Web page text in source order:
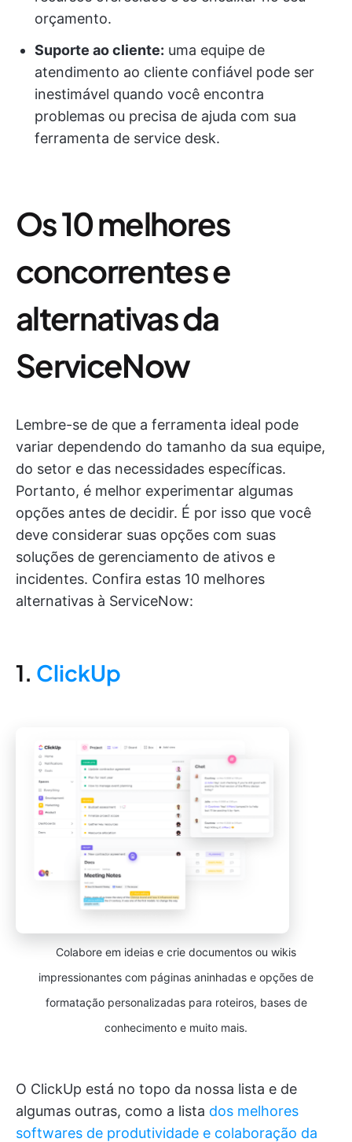
orçamento.
Suporte ao cliente: uma equipe de
atendimento ao cliente confiável pode ser
inestimável quando você encontra
problemas ou precisa de ajuda com sua
ferramenta de service desk.
Os 10 melhores
concorrentes e
alternativas da
ServiceNow
Lembre-se de que a ferramenta ideal pode
variar dependendo do tamanho da sua equipe,
do setor e das necessidades específicas.
Portanto, é melhor experimentar algumas
opções antes de decidir. É por isso que você
deve considerar suas opções com suas
soluções de gerenciamento de ativos e
incidentes. Confira estas 10 melhores
alternativas à ServiceNow:
1. ClickUp
Colabore em ideias e crie documentos ou wikis
impressionantes com páginas aninhadas e opções de
formatação personalizadas para roteiros, bases de
conhecimento e muito mais.
O ClickUp está no topo da nossa lista e de
algumas outras, como a lista dos melhores
softwares de produtividade e colaboração da